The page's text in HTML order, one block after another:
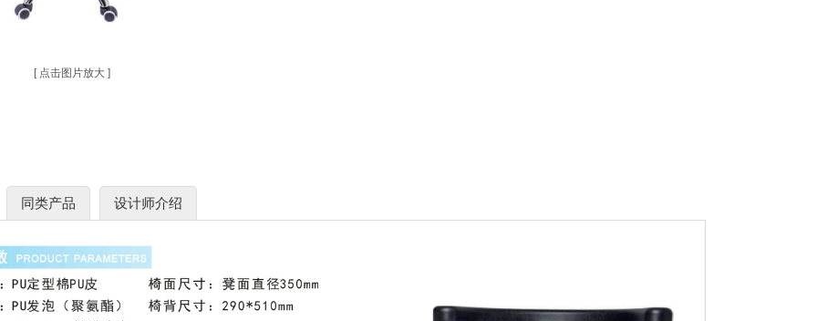
[ 点击图片放大 ]
同类产品 设计师介绍